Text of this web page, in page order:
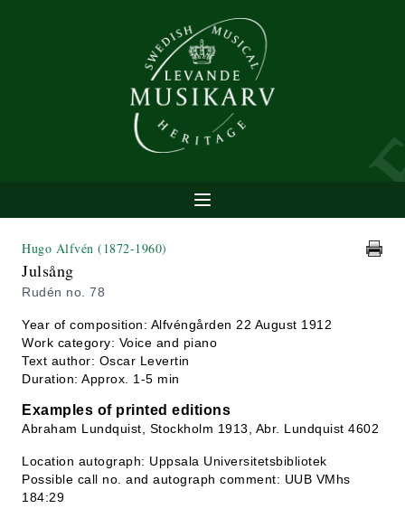
Hugo Alfvén (1872-1960)
Julsång
Rudén no. 78
Year of composition: Alfvéngården 22 August 1912
Work category: Voice and piano
Text author: Oscar Levertin
Duration: Approx. 1-5 min
Examples of printed editions
Abraham Lundquist, Stockholm 1913, Abr. Lundquist 4602
Location autograph: Uppsala Universitetsbibliotek
Possible call no. and autograph comment: UUB VMhs
184:29